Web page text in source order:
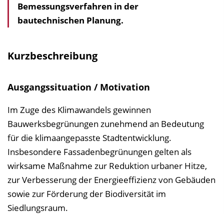
e
Bemessungsverfahren in der
bautechnischen Planung.
Kurzbeschreibung
Ausgangssituation / Motivation
Im Zuge des Klimawandels gewinnen
Bauwerksbegrünungen zunehmend an Bedeutung
für die klimaangepasste Stadtentwicklung.
Insbesondere Fassadenbegrünungen gelten als
wirksame Maßnahme zur Reduktion urbaner Hitze,
zur Verbesserung der Energieeffizienz von Gebäuden
sowie zur Förderung der Biodiversität im
Siedlungsraum.